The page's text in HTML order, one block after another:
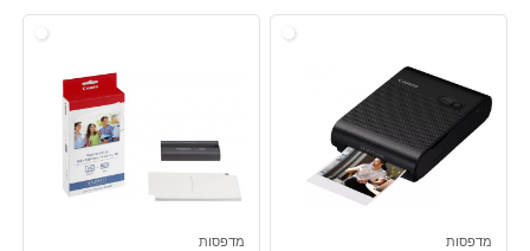
ראשי דיו וטונרים
כל הקטגוריות
מדפסות מדפסות